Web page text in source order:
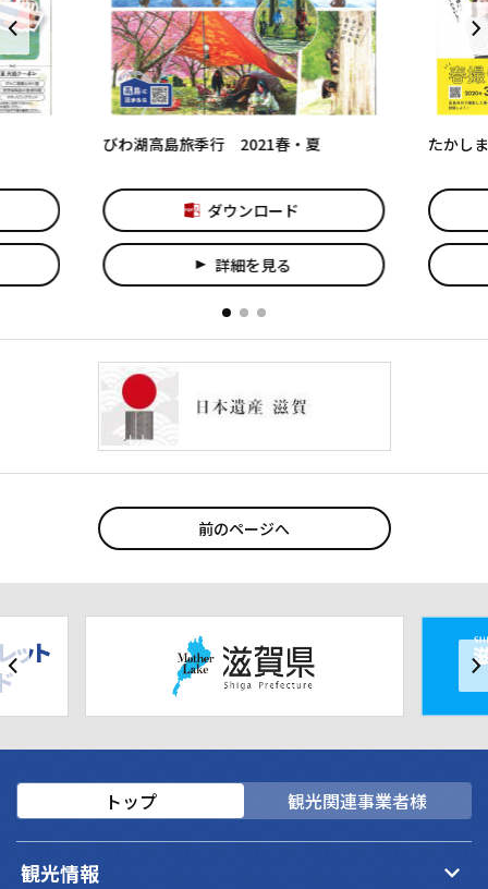
びわ湖高島旅季行 2021春・夏
ダウンロード
play_arrow 詳細を見る
たかし
前のページへ
トップ 観光関連事業者様
観光情報 keyboard_arrow_down